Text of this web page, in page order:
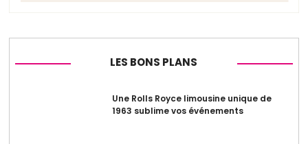
LES BONS PLANS
Une Rolls Royce limousine unique de
1963 sublime vos événements